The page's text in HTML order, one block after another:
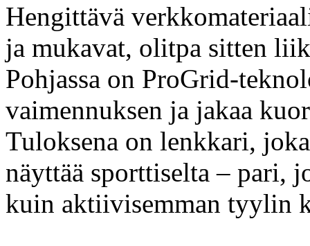
Hengittävä
ja mukavat, olitpa sitten
Pohjassa on ProGrid-
vaimennuksen ja jakaa
Tuloksena on lenkkari,
näyttää sporttiselta – pari,
kuin aktiivisemman tyylin